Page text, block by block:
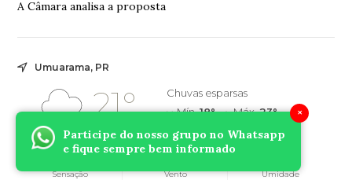
×
Participe do nosso grupo no Whatsapp
e fique sempre bem informado
A Câmara analisa a proposta
Umuarama, PR
21°
Chuvas esparsas
Mín.18° Máx.23°
21°
Sensação Vento Umidade